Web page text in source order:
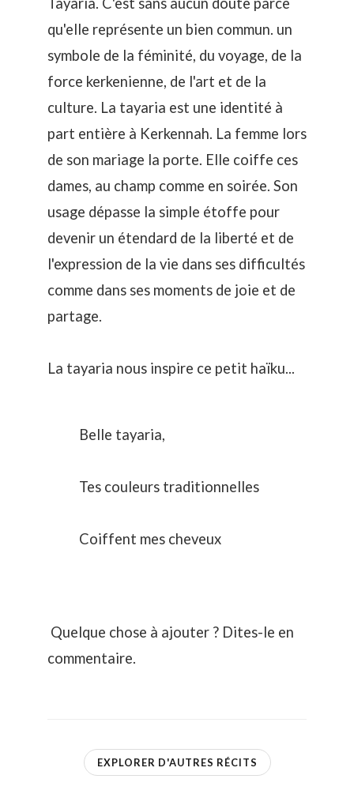
qu'elle représente un bien commun. un
symbole de la féminité, du voyage, de la
force kerkenienne, de l'art et de la
culture. La tayaria est une identité à
part entière à Kerkennah. La femme lors
de son mariage la porte. Elle coiffe ces
dames, au champ comme en soirée. Son
usage dépasse la simple étoffe pour
devenir un étendard de la liberté et de
l'expression de la vie dans ses difficultés
comme dans ses moments de joie et de
partage.
La tayaria nous inspire ce petit haïku...
Belle tayaria,
Tes couleurs traditionnelles
Coiffent mes cheveux
Quelque chose à ajouter ? Dites-le en
commentaire.
EXPLORER D'AUTRES RÉCITS